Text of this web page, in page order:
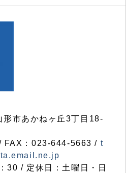
市あかねヶ丘3丁目18-
FAX：023-644-5663 / t
30 / 定休日：土曜日・日